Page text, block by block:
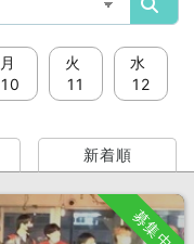
月
10
火
11
水
12
新着順
募集中